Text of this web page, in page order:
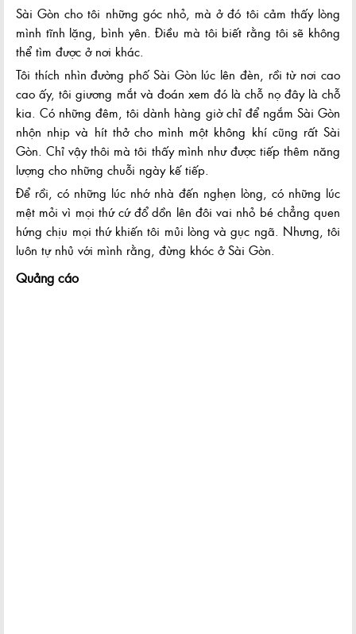
Sài Gòn cho tôi những góc nhỏ, mà ở đó tôi cảm thấy lòng
mình tĩnh lặng, bình yên. Điều mà tôi biết rằng tôi sẽ không
thể tìm được ở nơi khác.
Tôi thích nhìn đường phố Sài Gòn lúc lên đèn, rồi từ nơi cao
cao ấy, tôi giương mắt và đoán xem đó là chỗ nọ đây là chỗ
kia. Có những đêm, tôi dành hàng giờ chỉ để ngắm Sài Gòn
nhộn nhịp và hít thở cho mình một không khí cũng rất Sài
Gòn. Chỉ vậy thôi mà tôi thấy mình như được tiếp thêm năng
lượng cho những chuỗi ngày kế tiếp.
Để rồi, có những lúc nhớ nhà đến nghẹn lòng, có những lúc
mệt mỏi vì mọi thứ cứ đổ dồn lên đôi vai nhỏ bé chẳng quen
hứng chịu mọi thứ khiến tôi mủi lòng và gục ngã. Nhưng, tôi
luôn tự nhủ với mình rằng, đừng khóc ở Sài Gòn.
Quảng cáo